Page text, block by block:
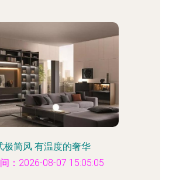
极简风 有温度的奢华
：2026-08-07 15:05:05